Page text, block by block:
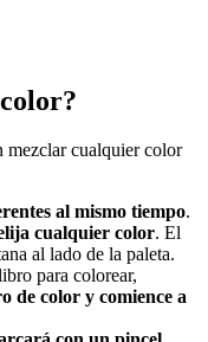
mezclar cualquier color
al mismo tiempo.
cualquier color. El
al lado de la paleta.
para colorear,
de color y comience a